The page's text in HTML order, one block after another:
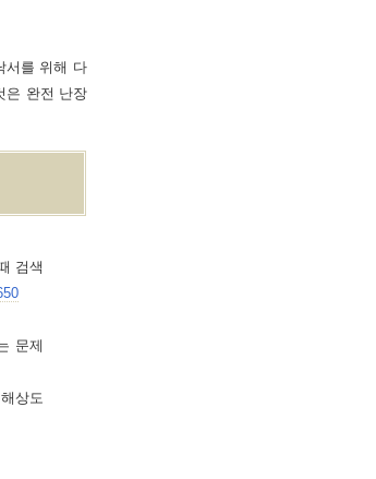
서를 위해 다
은 완전 난장
검색
문제
상도